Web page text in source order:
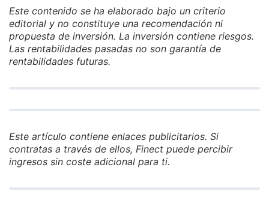
Este contenido se ha elaborado bajo un criterio
editorial y no constituye una recomendación ni
propuesta de inversión. La inversión contiene riesgos.
Las rentabilidades pasadas no son garantía de
rentabilidades futuras.
Este artículo contiene enlaces publicitarios. Si
contratas a través de ellos, Finect puede percibir
ingresos sin coste adicional para ti.